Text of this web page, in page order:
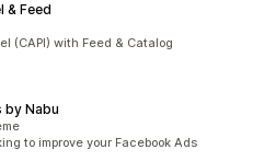
& Feed
(CAPI) with Feed & Catalog
by Nabu
to improve your Facebook Ads